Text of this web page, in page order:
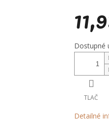
Jednotková
cena:
Dostupné
Detailné
TLAČ